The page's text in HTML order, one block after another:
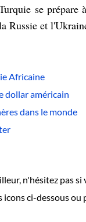
se prépare
Russie et
Africaine
dollar américain
dans le monde
n'hésitez pas si
icons ci-dessous